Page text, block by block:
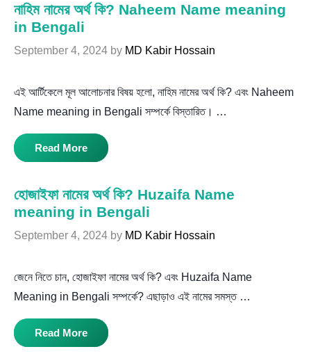
নাহিম নামের অর্থ কি? Naheem Name meaning
in Bengali
September 4, 2024 by MD Kabir Hossain
এই আর্টিকেলে মূল আলোচনার বিষয় হলো, নাহিম নামের অর্থ কি? এবং Naheem
Name meaning in Bengali সম্পর্কে বিস্তারিত। …
Read More
হোজাইফা নামের অর্থ কি? Huzaifa Name
meaning in Bengali
September 4, 2024 by MD Kabir Hossain
জেনে নিতে চান, হোজাইফা নামের অর্থ কি? এবং Huzaifa Name
Meaning in Bengali সম্পর্কে? এছাড়াও এই নামের সমস্ত …
Read More